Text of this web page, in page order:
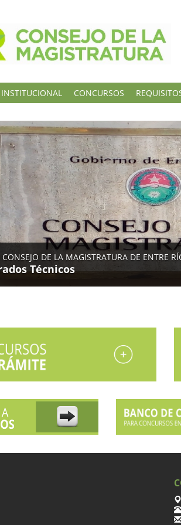
INSTITUCIONAL CONCURSOS
DE LA MAGISTRATURA DE ENTRE
Técnicos